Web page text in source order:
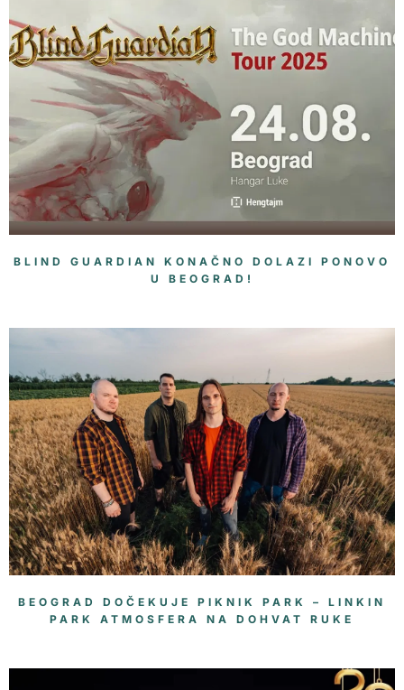
BLIND GUARDIAN KONAČNO DOLAZI PONOVO
U BEOGRAD!
BEOGRAD DOČEKUJE PIKNIK PARK – LINKIN
PARK ATMOSFERA NA DOHVAT RUKE